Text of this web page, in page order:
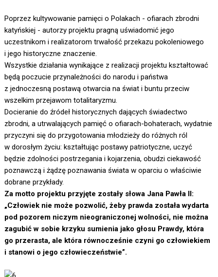
Poprzez kultywowanie pamięci o Polakach - ofiarach zbrodni
katyńskiej - autorzy projektu pragną uświadomić jego
uczestnikom i realizatorom trwałość przekazu pokoleniowego
i jego historyczne znaczenie.
Wszystkie działania wynikające z realizacji projektu kształtować
będą poczucie przynależności do narodu i państwa
z jednoczesną postawą otwarcia na świat i buntu przeciw
wszelkim przejawom totalitaryzmu.
Docieranie do źródeł historycznych dających świadectwo
zbrodni, a utrwalających pamięć o ofiarach-bohaterach, wydatnie
przyczyni się do przygotowania młodzieży do różnych ról
w dorosłym życiu: kształtując postawy patriotyczne, uczyć
będzie zdolności postrzegania i kojarzenia, obudzi ciekawość
poznawczą i żądzę poznawania świata w oparciu o właściwie
dobrane przykłady.
Za motto projektu przyjęte zostały słowa Jana Pawła II:
„Człowiek nie może pozwolić, żeby prawda została wydarta
pod pozorem niczym nieograniczonej wolności, nie można
zagubić w sobie krzyku sumienia jako głosu Prawdy, która
go przerasta, ale która równocześnie czyni go człowiekiem
i stanowi o jego człowieczeństwie”.